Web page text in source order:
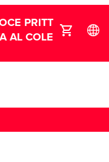
AL COLE
PRITT